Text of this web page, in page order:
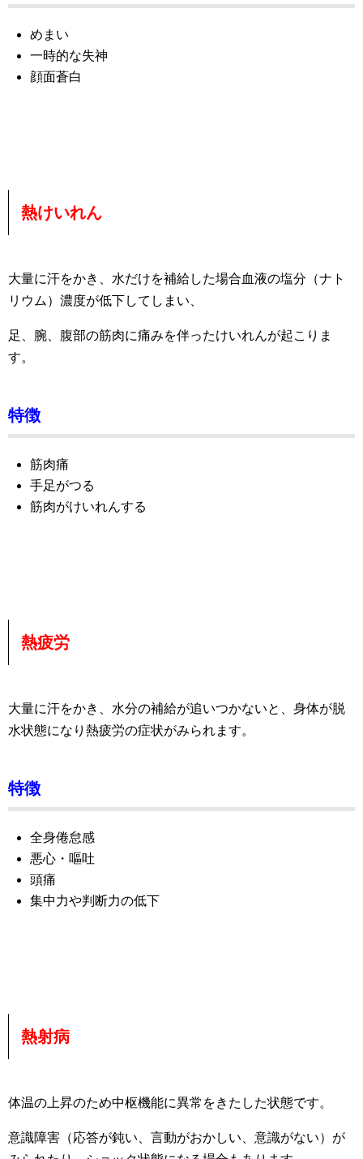
めまい
一時的な失神
顔面蒼白
熱けいれん
大量に汗をかき、水だけを補給した場合血液の塩分（ナト
リウム）濃度が低下してしまい、
足、腕、腹部の筋肉に痛みを伴ったけいれんが起こりま
す。
特徴
筋肉痛
手足がつる
筋肉がけいれんする
熱疲労
大量に汗をかき、水分の補給が追いつかないと、身体が脱
水状態になり熱疲労の症状がみられます。
特徴
全身倦怠感
悪心・嘔吐
頭痛
集中力や判断力の低下
熱射病
体温の上昇のため中枢機能に異常をきたした状態です。
意識障害（応答が鈍い、言動がおかしい、意識がない）が